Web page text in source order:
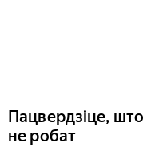
Пацвердзіце,
не робат